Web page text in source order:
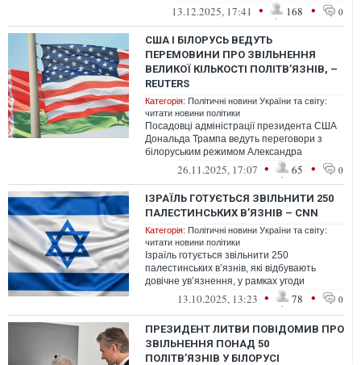
видворили з території Білорусі
13.12.2025, 17:41 • 168 • 0
США І БІЛОРУСЬ ВЕДУТЬ
ПЕРЕМОВИНИ ПРО ЗВІЛЬНЕННЯ
ВЕЛИКОЇ КІЛЬКОСТІ ПОЛІТВ’ЯЗНІВ, –
REUTERS
Категорія: Політичні новини України та світу:
читати новини політики
Посадовці адміністрації президента США
Дональда Трампа ведуть переговори з
білоруським режимом Александра
Лукашенка про можливість звільнення
26.11.2025, 17:07 • 65 • 0
ІЗРАЇЛЬ ГОТУЄТЬСЯ ЗВІЛЬНИТИ 250
ПАЛЕСТИНСЬКИХ В’ЯЗНІВ – CNN
Категорія: Політичні новини України та світу:
читати новини політики
Ізраїль готується звільнити 250
палестинських в’язнів, які відбувають
довічне ув’язнення, у рамках угоди
з ХАМАС.13.10.2025, 13:23 • 78 • 0
ПРЕЗИДЕНТ ЛИТВИ ПОВІДОМИВ ПРО
ЗВІЛЬНЕННЯ ПОНАД 50
ПОЛІТВ’ЯЗНІВ У БІЛОРУСІ